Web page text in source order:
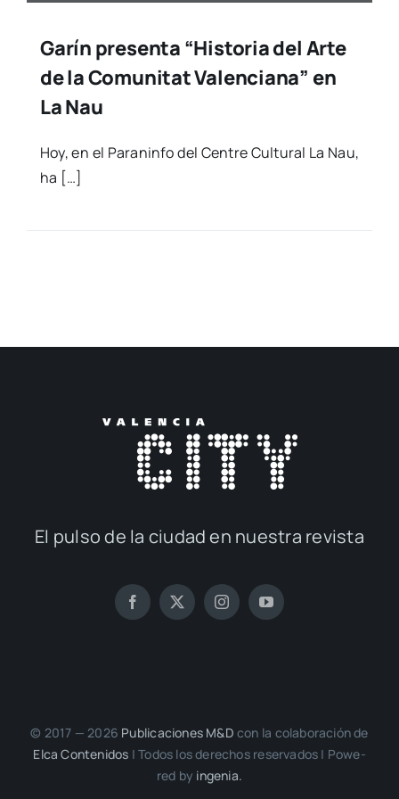
Garín presenta “Historia del Arte
de la Comunitat Valenciana” en
La Nau
Hoy, en el Para­nin­fo del Cen­tre Cul­tu­ral La Nau,
ha […]
El pul­so de la ciu­dad en nues­tra revis­ta
© 2017 — 2026 Publi­ca­cio­nes M&D con la cola­bo­ra­ción de
Elca Con­te­ni­dos | Todos los dere­chos reser­va­dos | Powe­
red by inge­nia.